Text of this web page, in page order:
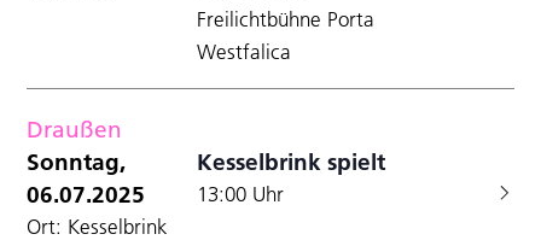
Freilichtbühne Porta
Westfalica
Draußen
Sonntag,
06.07.2025
Kesselbrink spielt
13:00 Uhr
Ort: Kesselbrink